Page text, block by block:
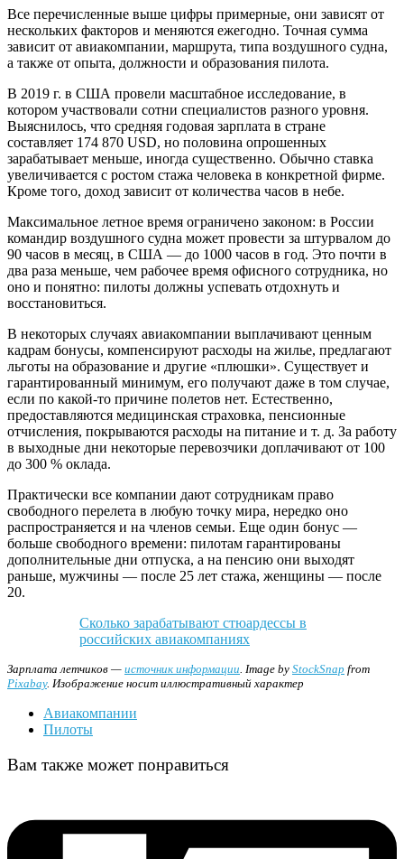
Все перечисленные выше цифры примерные, они зависят от
нескольких факторов и меняются ежегодно. Точная сумма
зависит от авиакомпании, маршрута, типа воздушного судна,
а также от опыта, должности и образования пилота.
В 2019 г. в США провели масштабное исследование, в
котором участвовали сотни специалистов разного уровня.
Выяснилось, что средняя годовая зарплата в стране
составляет 174 870 USD, но половина опрошенных
зарабатывает меньше, иногда существенно. Обычно ставка
увеличивается с ростом стажа человека в конкретной фирме.
Кроме того, доход зависит от количества часов в небе.
Максимальное летное время ограничено законом: в России
командир воздушного судна может провести за штурвалом до
90 часов в месяц, в США — до 1000 часов в год. Это почти в
два раза меньше, чем рабочее время офисного сотрудника, но
оно и понятно: пилоты должны успевать отдохнуть и
восстановиться.
В некоторых случаях авиакомпании выплачивают ценным
кадрам бонусы, компенсируют расходы на жилье, предлагают
льготы на образование и другие «плюшки». Существует и
гарантированный минимум, его получают даже в том случае,
если по какой-то причине полетов нет. Естественно,
предоставляются медицинская страховка, пенсионные
отчисления, покрываются расходы на питание и т. д. За работу
в выходные дни некоторые перевозчики доплачивают от 100
до 300 % оклада.
Практически все компании дают сотрудникам право
свободного перелета в любую точку мира, нередко оно
распространяется и на членов семьи. Еще один бонус —
больше свободного времени: пилотам гарантированы
дополнительные дни отпуска, а на пенсию они выходят
раньше, мужчины — после 25 лет стажа, женщины — после
20.
Сколько зарабатывают стюардессы в
российских авиакомпаниях
Зарплата летчиков — источник информации. Image by StockSnap from
Pixabay. Изображение носит иллюстративный характер
Авиакомпании
Пилоты
Вам также может понравиться